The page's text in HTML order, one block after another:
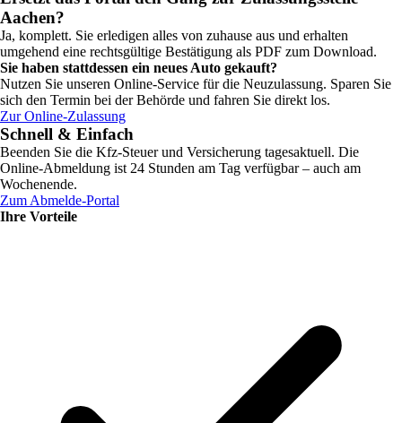
Aachen?
Ja, komplett. Sie erledigen alles von zuhause aus und erhalten
umgehend eine rechtsgültige Bestätigung als PDF zum Download.
Sie haben stattdessen ein neues Auto gekauft?
Nutzen Sie unseren Online-Service für die Neuzulassung. Sparen Sie
sich den Termin bei der Behörde und fahren Sie direkt los.
Zur Online-Zulassung
Schnell & Einfach
Beenden Sie die Kfz-Steuer und Versicherung tagesaktuell. Die
Online-Abmeldung ist 24 Stunden am Tag verfügbar – auch am
Wochenende.
Zum Abmelde-Portal
Ihre Vorteile